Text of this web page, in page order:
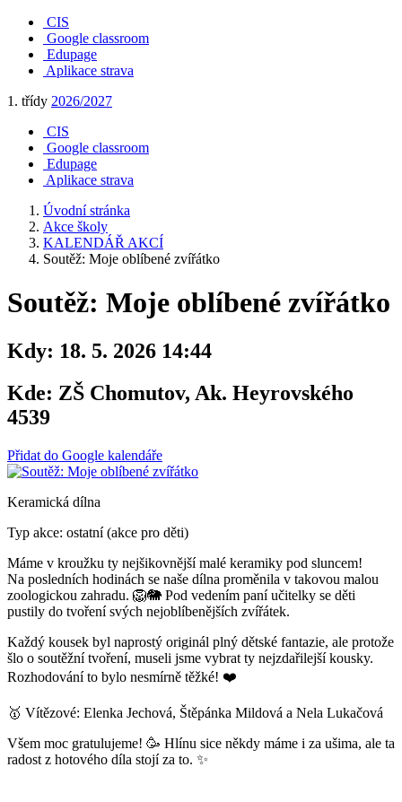
CIS
Google classroom
Edupage
Aplikace strava
1. třídy 2026/2027
CIS
Google classroom
Edupage
Aplikace strava
Úvodní stránka
Akce školy
KALENDÁŘ AKCÍ
Soutěž: Moje oblíbené zvířátko
Soutěž: Moje oblíbené zvířátko
Kdy: 18. 5. 2026 14:44
Kde: ZŠ Chomutov, Ak. Heyrovského
4539
Přidat do Google kalendáře
Keramická dílna
Typ akce: ostatní (akce pro děti)
Máme v kroužku ty nejšikovnější malé keramiky pod sluncem!
Na posledních hodinách se naše dílna proměnila v takovou malou
zoologickou zahradu. 🦁🐘 Pod vedením paní učitelky se děti
pustily do tvoření svých nejoblíbenějších zvířátek.
Každý kousek byl naprostý originál plný dětské fantazie, ale protože
šlo o soutěžní tvoření, museli jsme vybrat ty nejzdařilejší kousky.
Rozhodování to bylo nesmírně těžké! ❤️
🥇 Vítězové: Elenka Jechová, Štěpánka Mildová a Nela Lukačová
Všem moc gratulujeme! 🥳 Hlínu sice někdy máme i za ušima, ale ta
radost z hotového díla stojí za to. ✨